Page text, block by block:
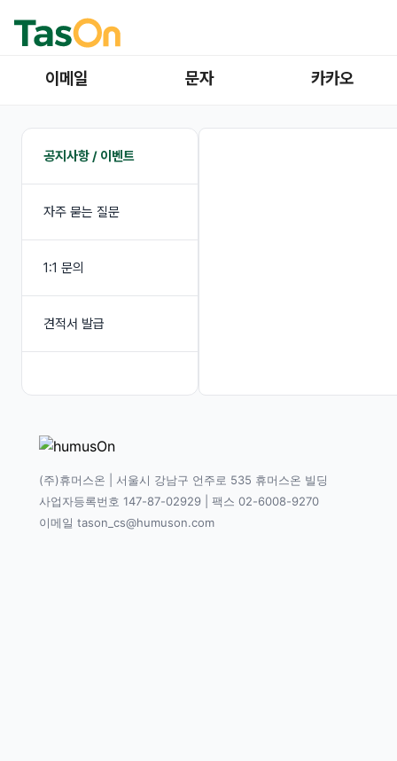
이메일 문자 카카오
공지사항 / 이벤트
자주 묻는 질문
1:1 문의
견적서 발급
(주)휴머스온 | 서울시 강남구 언주로 535 휴머스온 빌딩
사업자등록번호 147-87-02929 | 팩스 02-6008-9270
이메일 tason_cs@humuson.com